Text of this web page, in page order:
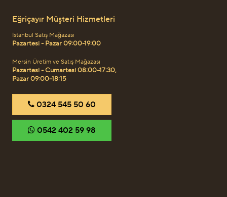
Eğriçayır Müşteri Hizmetleri
İstanbul Satış Mağazası
Pazartesi - Pazar 09:00-19:00
Mersin Üretim ve Satış Mağazası
Pazartesi - Cumartesi 08:00–17:30,
Pazar 09:00–18:15
‎0324 545 50 60
‎0542 402 59 98